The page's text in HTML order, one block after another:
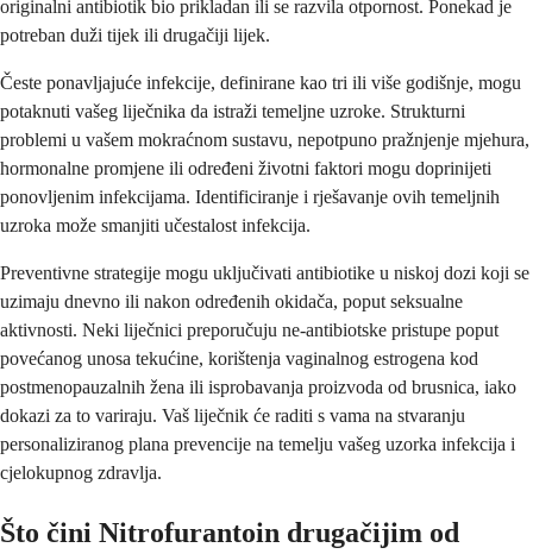
originalni antibiotik bio prikladan ili se razvila otpornost. Ponekad je
potreban duži tijek ili drugačiji lijek.
Česte ponavljajuće infekcije, definirane kao tri ili više godišnje, mogu
potaknuti vašeg liječnika da istraži temeljne uzroke. Strukturni
problemi u vašem mokraćnom sustavu, nepotpuno pražnjenje mjehura,
hormonalne promjene ili određeni životni faktori mogu doprinijeti
ponovljenim infekcijama. Identificiranje i rješavanje ovih temeljnih
uzroka može smanjiti učestalost infekcija.
Preventivne strategije mogu uključivati antibiotike u niskoj dozi koji se
uzimaju dnevno ili nakon određenih okidača, poput seksualne
aktivnosti. Neki liječnici preporučuju ne-antibiotske pristupe poput
povećanog unosa tekućine, korištenja vaginalnog estrogena kod
postmenopauzalnih žena ili isprobavanja proizvoda od brusnica, iako
dokazi za to variraju. Vaš liječnik će raditi s vama na stvaranju
personaliziranog plana prevencije na temelju vašeg uzorka infekcija i
cjelokupnog zdravlja.
Što čini Nitrofurantoin drugačijim od